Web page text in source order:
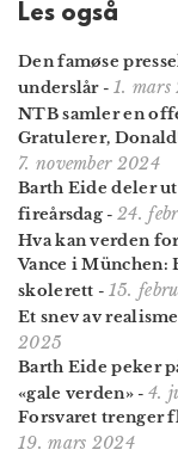
Les også
Den famøse
underslår- 1. mars
NTB samler en
Gratulerer,
7. november 2024
Barth Eide deler
fireårsdag - 24.
Hva kan verden
Vance i München:
skolerett - 15.
Et snev av
2025
Barth Eide peker
«gale verden»- 4.
Forsvaret trenger
19. mars 2024